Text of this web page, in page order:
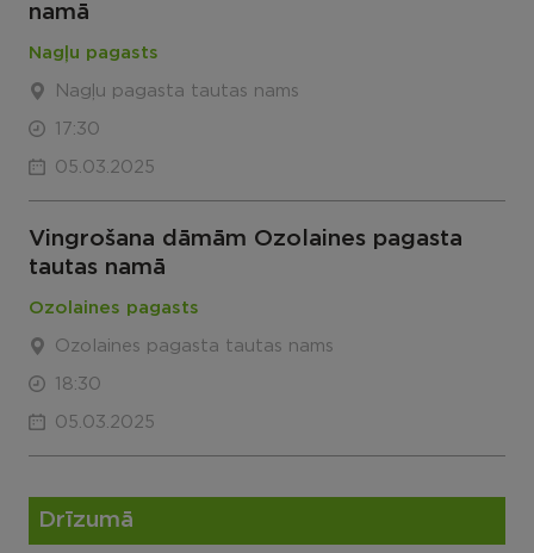
namā
Nagļu pagasts
Nagļu pagasta tautas nams
17:30
05.03.2025
Vingrošana dāmām Ozolaines pagasta
tautas namā
Ozolaines pagasts
Ozolaines pagasta tautas nams
18:30
05.03.2025
Drīzumā